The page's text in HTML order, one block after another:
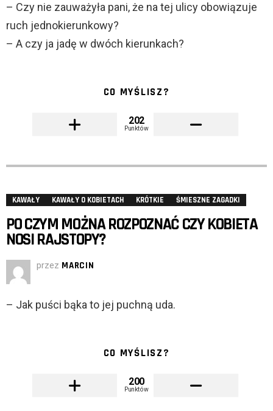
– Czy nie zauważyła pani, że na tej ulicy obowiązuje
ruch jednokierunkowy?
– A czy ja jadę w dwóch kierunkach?
CO MYŚLISZ?
202
Punktów
KAWAŁY KAWAŁY O KOBIETACH KRÓTKIE ŚMIESZNE ZAGADKI
PO CZYM MOŻNA ROZPOZNAĆ CZY KOBIETA
NOSI RAJSTOPY?
przez MARCIN
– Jak puści bąka to jej puchną uda.
CO MYŚLISZ?
200
Punktów